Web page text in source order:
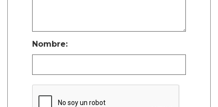
Nombre: